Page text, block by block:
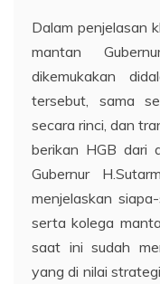
Dalam penjelasan
mantan
dikemukakan
tersebut, sama
secara rinci, dan
berikan HGB dari
Gubernur
menjelaskan
serta kolega
saat ini sudah
yang di nilai